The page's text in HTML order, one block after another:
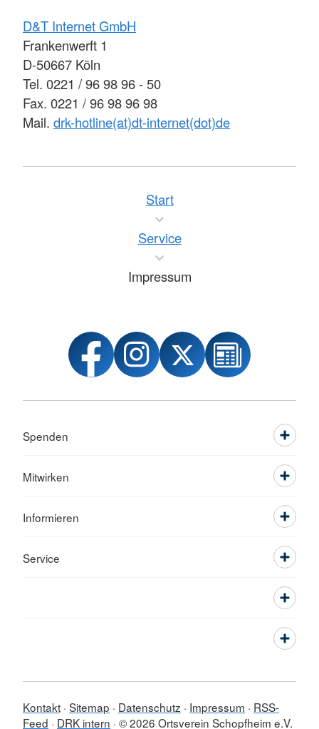
D&T Internet GmbH
Frankenwerft 1
D-50667 Köln
Tel. 0221 / 96 98 96 - 50
Fax. 0221 / 96 98 96 98
Mail. drk-hotline(at)dt-internet(dot)de
Start
Service
Impressum
Spenden
Mitwirken
Informieren
Service
Kontakt Sitemap Datenschutz Impressum
RSS-
Feed
DRK intern © 2026 Ortsverein Schopfheim e.V.